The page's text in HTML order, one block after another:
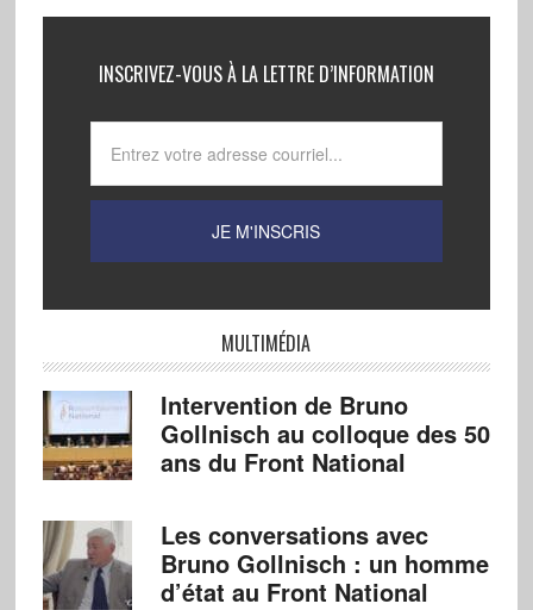
INSCRIVEZ-VOUS À LA LETTRE D’INFORMATION
MULTIMÉDIA
Intervention de Bruno
Gollnisch au colloque des 50
ans du Front National
Les conversations avec
Bruno Gollnisch : un homme
d’état au Front National